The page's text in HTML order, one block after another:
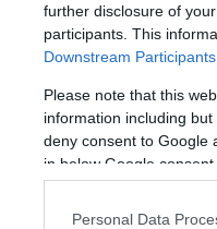
further disclosure of
participants. This
Downstream Participants
Please note that this
information including
deny consent to Google
in below Google consent
Personal Data